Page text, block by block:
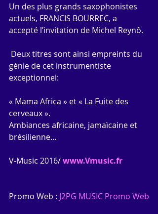
Un des plus grands saxophonistes
actuels, FRANCIS BOURREC, a
accepté l’invitation de Michel Reynô.
génie de cet instrumentiste
exceptionnel:
« Mama Africa » et « La Fuite des
cerveaux ».
Ambiances africaine, jamaïcaine et
brésilienne…
V-Music 2016/ www.Vmusic.fr
Promo Web : J2PG MUSIC Promo Web